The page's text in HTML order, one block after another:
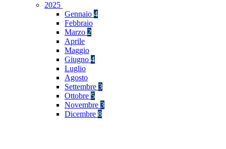
2025
Gennaio 4
Febbraio
Marzo 2
Aprile
Maggio
Giugno 4
Luglio
Agosto
Settembre 3
Ottobre 5
Novembre 3
Dicembre 8